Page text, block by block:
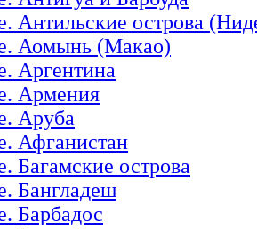
Антильские острова
Аомынь (Макао)
Аргентина
Армения
Аруба
Афганистан
Багамские острова
Бангладеш
Барбадос